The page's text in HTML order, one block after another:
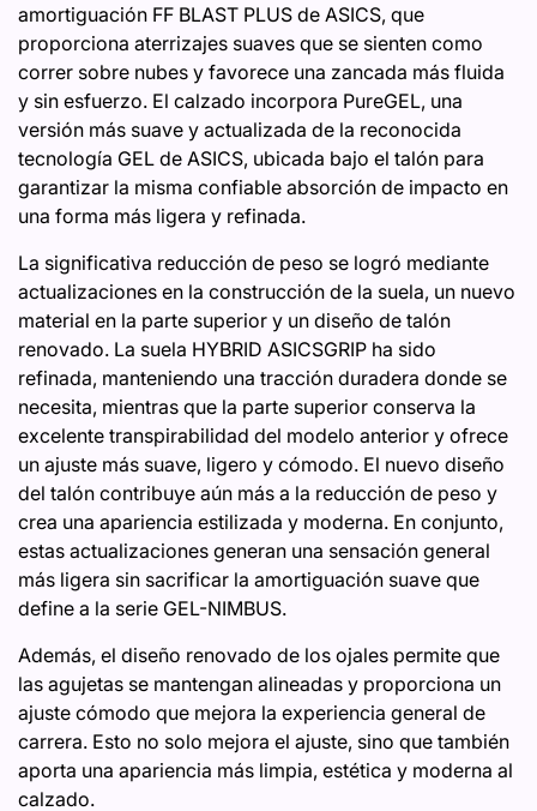
amortiguación FF BLAST PLUS de ASICS, que
proporciona aterrizajes suaves que se sienten como
correr sobre nubes y favorece una zancada más fluida
y sin esfuerzo. El calzado incorpora PureGEL, una
versión más suave y actualizada de la reconocida
tecnología GEL de ASICS, ubicada bajo el talón para
garantizar la misma confiable absorción de impacto en
una forma más ligera y refinada.
La significativa reducción de peso se logró mediante
actualizaciones en la construcción de la suela, un nuevo
material en la parte superior y un diseño de talón
renovado. La suela HYBRID ASICSGRIP ha sido
refinada, manteniendo una tracción duradera donde se
necesita, mientras que la parte superior conserva la
excelente transpirabilidad del modelo anterior y ofrece
un ajuste más suave, ligero y cómodo. El nuevo diseño
del talón contribuye aún más a la reducción de peso y
crea una apariencia estilizada y moderna. En conjunto,
estas actualizaciones generan una sensación general
más ligera sin sacrificar la amortiguación suave que
define a la serie GEL-NIMBUS.
Además, el diseño renovado de los ojales permite que
las agujetas se mantengan alineadas y proporciona un
ajuste cómodo que mejora la experiencia general de
carrera. Esto no solo mejora el ajuste, sino que también
aporta una apariencia más limpia, estética y moderna al
calzado.